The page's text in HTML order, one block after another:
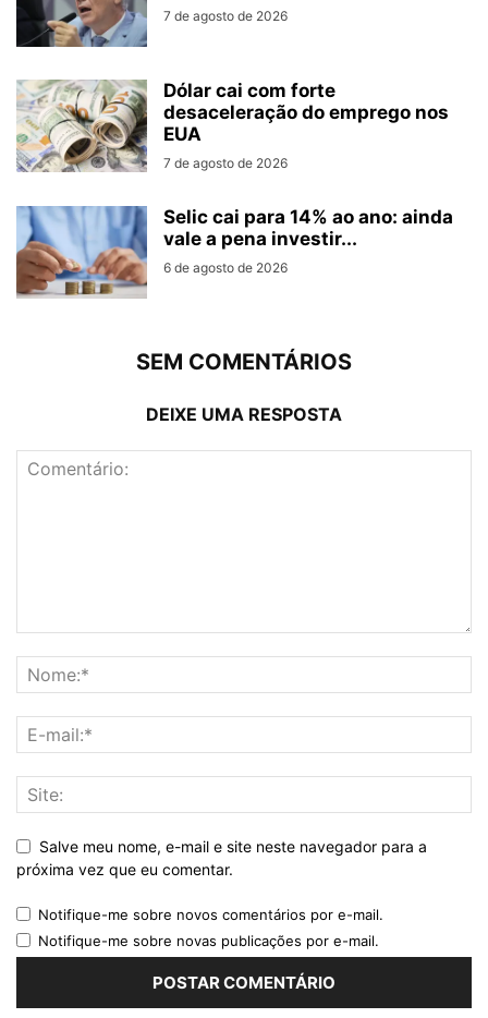
7 de agosto de 2026
Dólar cai com forte
desaceleração do emprego nos
EUA
7 de agosto de 2026
Selic cai para 14% ao ano: ainda
vale a pena investir...
6 de agosto de 2026
SEM COMENTÁRIOS
DEIXE UMA RESPOSTA
Salve meu nome, e-mail e site neste navegador para a
próxima vez que eu comentar.
Notifique-me sobre novos comentários por e-mail.
Notifique-me sobre novas publicações por e-mail.